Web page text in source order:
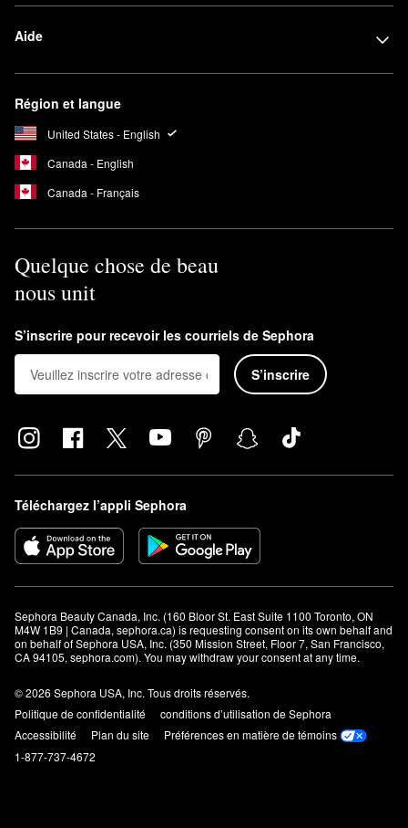
Aide
Région et langue
United States - English
Canada - English
Canada - Français
Quelque chose de beau
nous unit
S’inscrire pour recevoir les courriels de Sephora
S’inscrire
Téléchargez l’appli Sephora
Sephora Beauty Canada, Inc. (160 Bloor St. East Suite 1100 Toronto, ON
M4W 1B9 | Canada, sephora.ca) is requesting consent on its own behalf and
on behalf of Sephora USA, Inc. (350 Mission Street, Floor 7, San Francisco,
CA 94105, sephora.com). You may withdraw your consent at any time.
© 2026 Sephora USA, Inc. Tous droits réservés.
Politique de confidentialité
conditions d’utilisation de Sephora
Accessibilité
Plan du site
Préférences en matière de témoins
1-877-737-4672